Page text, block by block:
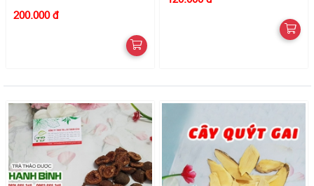
200.000 đ